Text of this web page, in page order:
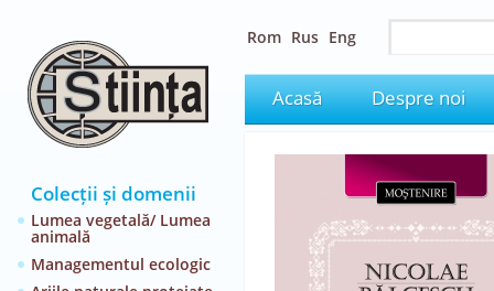
Colecții și domenii
Lumea vegetală/ Lumea
animală
Managementul ecologic
Rom Rus Eng
Acasă Despre noi